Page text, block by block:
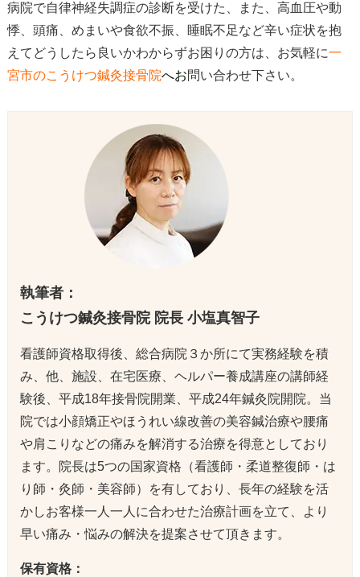
病院で自律神経失調症の診断を受けた、また、高血圧や動
悸、頭痛、めまいや食欲不振、睡眠不足など辛い症状を抱
えてどうしたら良いかわからずお困りの方は、お気軽に一
宮市のこうけつ鍼灸接骨院へお問い合わせ下さい。
執筆者：
こうけつ鍼灸接骨院 院長 小塩真智子
看護師資格取得後、総合病院３か所にて実務経験を積
み、他、施設、在宅医療、ヘルパー養成講座の講師経
験後、平成18年接骨院開業、平成24年鍼灸院開院。当
院では小顔矯正やほうれい線改善の美容鍼治療や腰痛
や肩こりなどの痛みを解消する治療を得意としており
ます。院長は5つの国家資格（看護師・柔道整復師・は
り師・灸師・美容師）を有しており、長年の経験を活
かしお客様一人一人に合わせた治療計画を立て、より
早い痛み・悩みの解決を提案させて頂きます。
保有資格：